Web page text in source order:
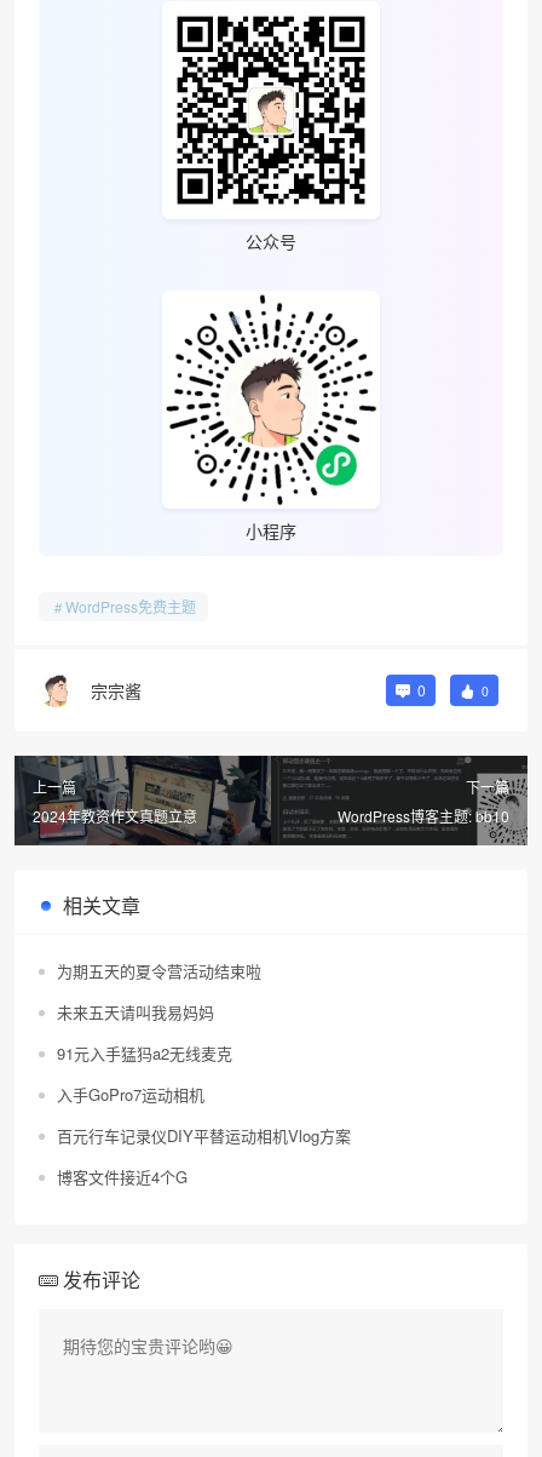
公众号
小程序
WordPress免费主题
宗宗酱 0 0
上一篇
2024年教资作文真题立意
下一篇
WordPress博客主题: bb10
相关文章
为期五天的夏令营活动结束啦
未来五天请叫我易妈妈
91元入手猛犸a2无线麦克
入手GoPro7运动相机
百元行车记录仪DIY平替运动相机Vlog方案
博客文件接近4个G
发布评论